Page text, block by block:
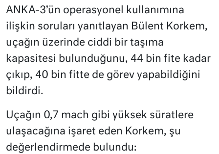
ANKA-3’ün operasyonel kullanımına
ilişkin soruları yanıtlayan Bülent Korkem,
uçağın üzerinde ciddi bir taşıma
kapasitesi bulunduğunu, 44 bin fite kadar
çıkıp, 40 bin fitte de görev yapabildiğini
bildirdi.
Uçağın 0,7 mach gibi yüksek süratlere
ulaşacağına işaret eden Korkem, şu
değerlendirmede bulundu: